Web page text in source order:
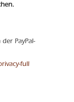
der PayPal-
full